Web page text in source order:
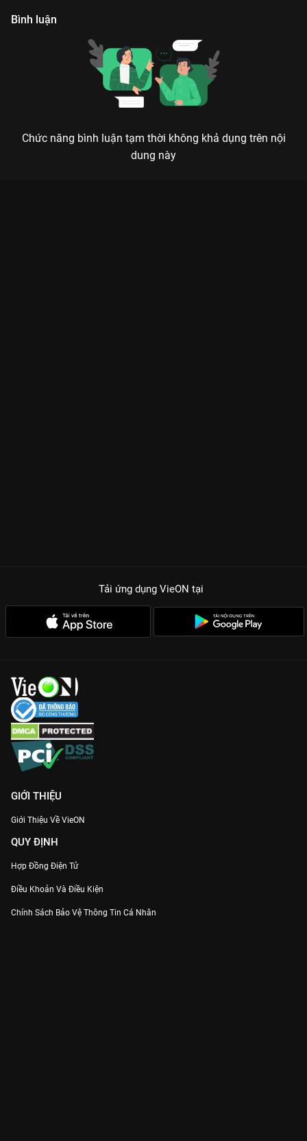
Bình luận
Chức năng bình luận tạm thời không khả dụng trên nội
dung này
Tải ứng dụng VieON tại
GIỚI THIỆU
Giới Thiệu Về VieON
QUY ĐỊNH
Hợp Đồng Điện Tử
Điều Khoản Và Điều Kiện
Chính Sách Bảo Vệ Thông Tin Cá Nhân